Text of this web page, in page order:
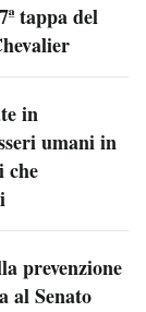
tappa del
in
umani in
che
prevenzione
al Senato